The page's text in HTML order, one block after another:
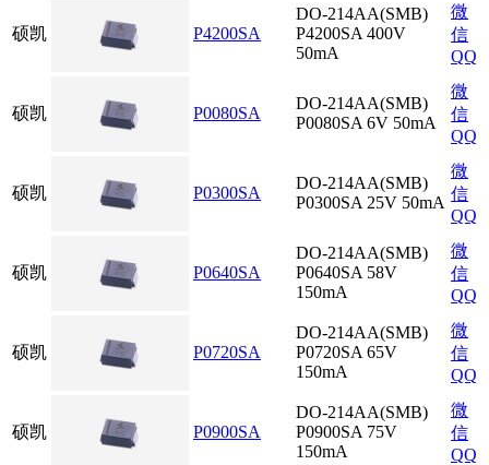
硕凯 P4200SA
DO-214AA(SMB)
P4200SA 400V
50mA
微
信
QQ
硕凯 P0080SA
DO-214AA(SMB)
P0080SA 6V 50mA
微
信
QQ
硕凯 P0300SA
DO-214AA(SMB)
P0300SA 25V 50mA
微
信
QQ
硕凯 P0640SA
DO-214AA(SMB)
P0640SA 58V
150mA
微
信
QQ
硕凯 P0720SA
DO-214AA(SMB)
P0720SA 65V
150mA
微
信
QQ
硕凯 P0900SA
DO-214AA(SMB)
P0900SA 75V
150mA
微
信
QQ